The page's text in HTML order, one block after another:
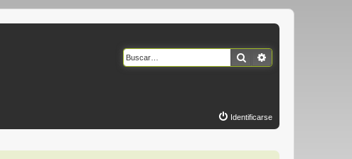
Buscar
Identificarse